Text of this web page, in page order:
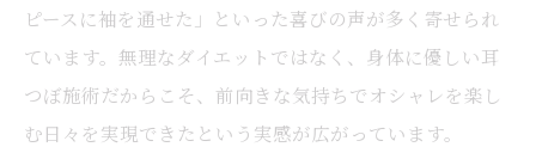
ピースに袖を通せた」といった喜びの声が多く寄せられ
ています。無理なダイエットではなく、身体に優しい耳
つぼ施術だからこそ、前向きな気持ちでオシャレを楽し
む日々を実現できたという実感が広がっています。